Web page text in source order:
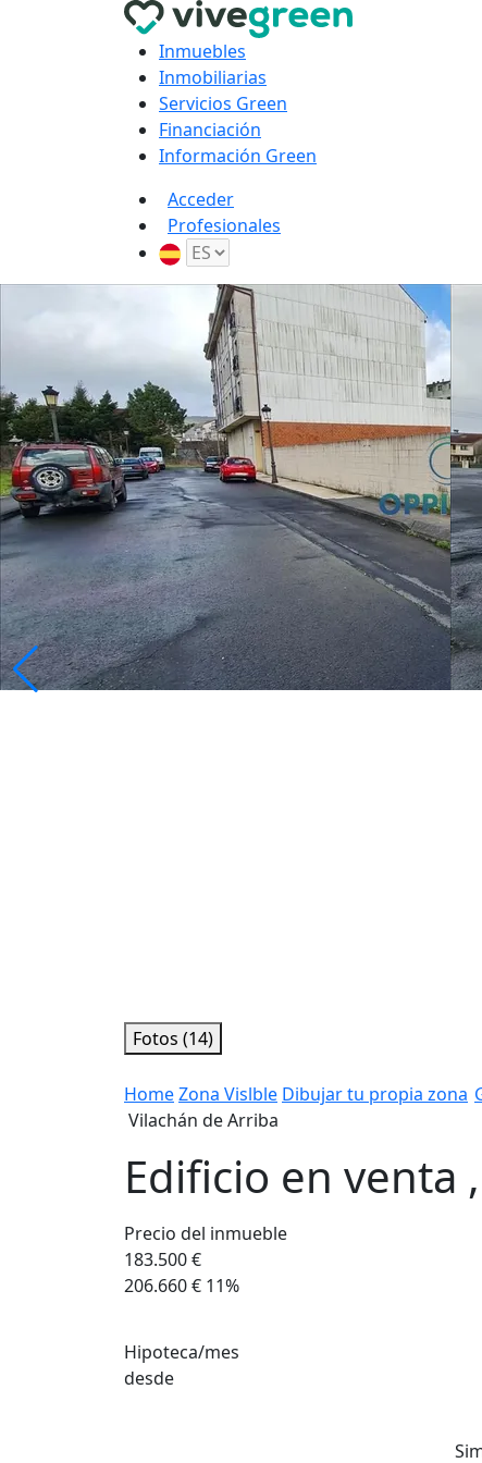
Inmuebles
Inmobiliarias
Servicios Green
Financiación
Información Green
Acceder
Profesionales
Fotos (14)
HomeZona Vislble Dibujar tu propia zona
Vilachán de Arriba
Edificio en venta
Precio del inmueble
183.500 €
206.660 € 11%
Hipoteca/mes
desde